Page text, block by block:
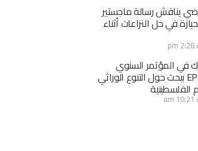
يناقش رسالة ماجستير
في حل النزاعات أثناء
في المؤتمر السنوي
الأول لـ EPICROPS ببحث حول التنوع الوراثي